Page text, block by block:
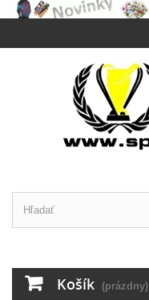
Košík (prázdny)